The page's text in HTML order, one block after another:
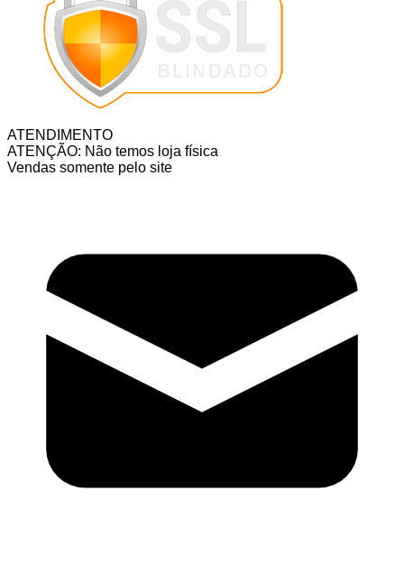
ATENDIMENTO
ATENÇÃO: Não temos loja física
Vendas somente pelo site